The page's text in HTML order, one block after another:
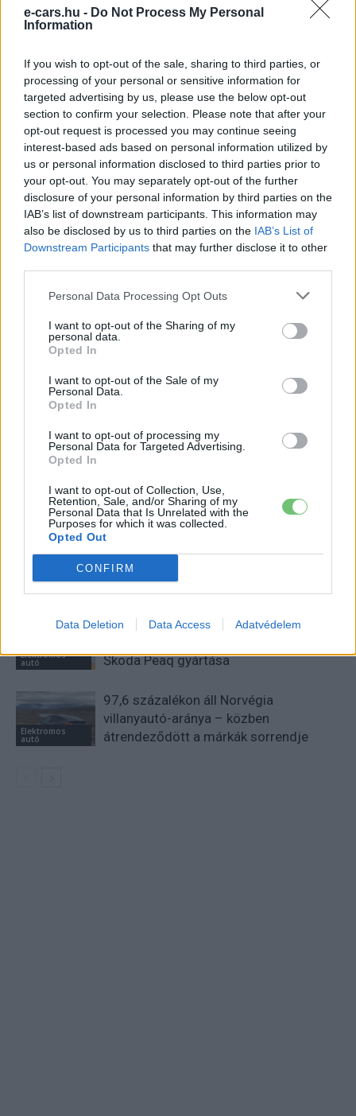
e-cars.hu - Do Not Process My Personal
Information
If you wish to opt-out of the sale, sharing to third parties, or
processing of your personal or sensitive information for
targeted advertising by us, please use the below opt-out
section to confirm your selection. Please note that after your
opt-out request is processed you may continue seeing
interest-based ads based on personal information utilized by
us or personal information disclosed to third parties prior to
your opt-out. You may separately opt-out of the further
disclosure of your personal information by third parties on the
IAB’s list of downstream participants. This information may
also be disclosed by us to third parties on the IAB’s List of
Downstream Participants that may further disclose it to other
Personal Data Processing Opt Outs
I want to opt-out of the Sharing of my
personal data.
Opted In
I want to opt-out of the Sale of my
Personal Data.
Opted In
I want to opt-out of processing my
Personal Data for Targeted Advertising.
Opted In
I want to opt-out of Collection, Use,
Retention, Sale, and/or Sharing of my
Personal Data that Is Unrelated with the
Purposes for which it was collected.
Opted Out
CONFIRM
Data Deletion Data Access Adatvédelem
CÍMKÉK e-mobilitás Elektromobilitás
Elektromos autó
Flexis
Renault
Kovács Kata
Szeretem az elektromos autókat és a modern technológiát!
KAPCSOLÓDÓ CIKKEK TÖBB A SZERZŐTŐL
BMW
Debrecent: elindult a BMW i3
sorozatgyártása
Elektromos
autó
8500-an rendeltek vakon egy autót,
Škoda Peaq gyártása
Elektromos
autó
97,6 százalékon áll Norvégia
villanyautó-aránya – közben
átrendeződött a márkák sorrendje